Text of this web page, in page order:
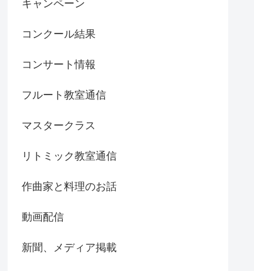
キャンペーン
コンクール結果
コンサート情報
フルート教室通信
マスタークラス
リトミック教室通信
作曲家と料理のお話
動画配信
新聞、メディア掲載